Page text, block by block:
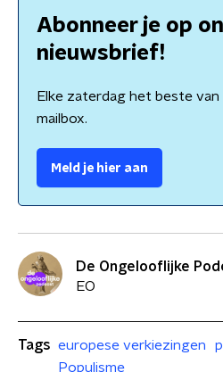
Abonneer je op
nieuwsbrief!
Elke zaterdag het beste van
mailbox.
Meld je hier aan
De Ongelooflijke
EO
Tags europese verkiezingen
Populisme